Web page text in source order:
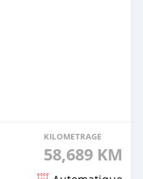
KILOMETRAGE
58,689 KM